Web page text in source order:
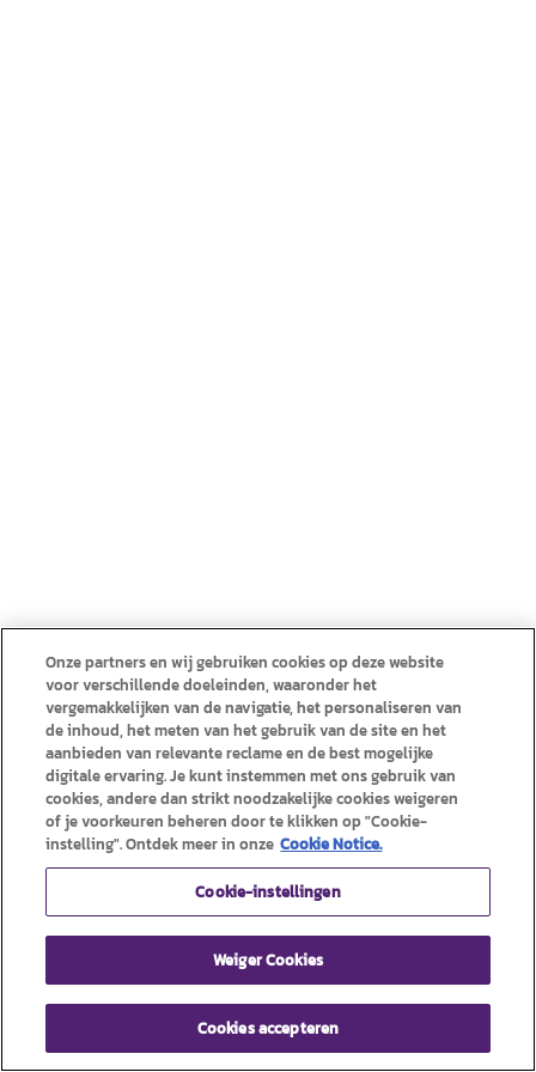
Onze partners en wij gebruiken cookies op deze website
voor verschillende doeleinden, waaronder het
vergemakkelijken van de navigatie, het personaliseren van
de inhoud, het meten van het gebruik van de site en het
aanbieden van relevante reclame en de best mogelijke
digitale ervaring. Je kunt instemmen met ons gebruik van
cookies, andere dan strikt noodzakelijke cookies weigeren
of je voorkeuren beheren door te klikken op "Cookie-
instelling". Ontdek meer in onze Cookie Notice.
Cookie-instellingen
Weiger Cookies
Cookies accepteren